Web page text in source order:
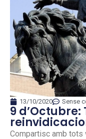
13/10/2020 Sense
9
Compartisc amb